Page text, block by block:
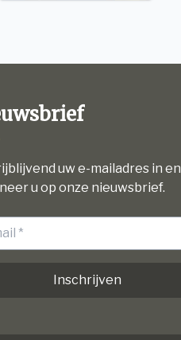
uw e-mailadres in en
u op onze nieuwsbrief.
Inschrijven